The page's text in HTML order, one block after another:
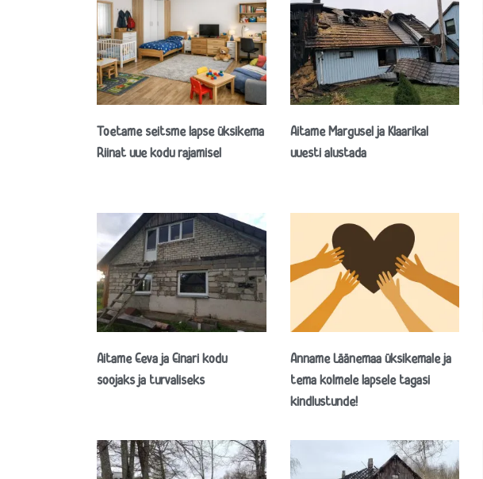
Toetame seitsme lapse üksikema
Riinat uue kodu rajamisel
Aitame Margusel ja Klaarikal
uuesti alustada
Aitame Eeva ja Einari kodu
soojaks ja turvaliseks
Anname Läänemaa üksikemale ja
tema kolmele lapsele tagasi
kindlustunde!